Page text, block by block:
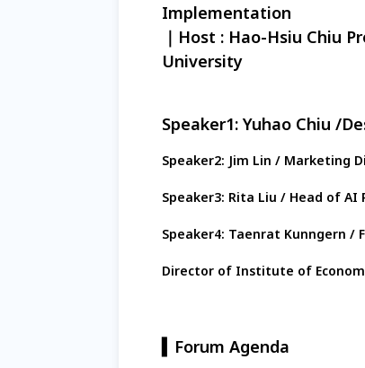
Implementation
｜Host : Hao-Hsiu Chiu
University
Speaker1: Yuhao Chiu /
Speaker2: Jim Lin / Marketing
Speaker3: Rita Liu / Head of AI
Speaker4: Taenrat Kunngern /
Director of Institute of
▍Forum Agenda